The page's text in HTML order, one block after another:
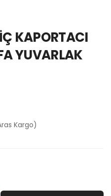
KAPORTACI
YUVARLAK
Kargo)